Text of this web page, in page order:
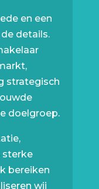
en een
details.
strategisch
doelgroep.
sterke
bereiken
wij